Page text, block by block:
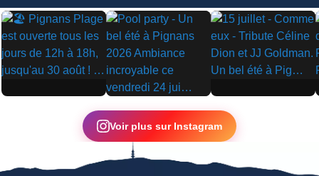
▶
▶
▶
Voir plus sur Instagram